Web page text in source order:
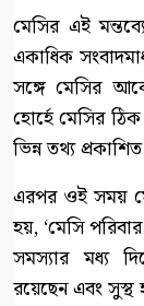
মেসির এই
একাধিক
সঙ্গে মেসির
হোর্হে মেসির ঠিক
ভিন্ন তথ্য
এরপর ওই সময়
হয়, ‘মেসি
সমস্যার মধ্য
রয়েছেন এবং সুস্থ